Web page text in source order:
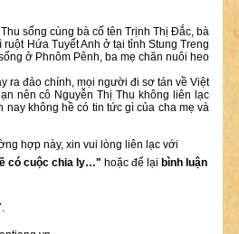
sống cùng bà cố tên Trịnh Thị Đắc, bà
Hứa Tuyết Anh ở tại tỉnh Stung Treng
ở Phnôm Pênh, ba mẹ chăn nuôi heo
ra đảo chính, mọi người đi sơ tán về Việt
nên cô Nguyễn Thị Thu không liên lạc
không hề có tin tức gì của cha mẹ và
hợp này, xin vui lòng liên lạc với
có cuộc chia ly…" hoặc để lại bình luận